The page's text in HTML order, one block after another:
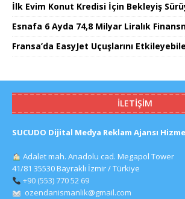
İlk Evim Konut Kredisi İçin Bekleyiş
Esnafa 6 Ayda 74,8 Milyar Liralık
Fransa’da EasyJet Uçuşlarını
İLETIŞIM
SUCUDO Dijital Medya Reklam Ajansı
Adalet mah. Anadolu cad. Megapol Tower
41/81 35530 Bayraklı İzmir / Türkiye
+90 (553) 770 52 69
ozendanismanlik@gmail.com